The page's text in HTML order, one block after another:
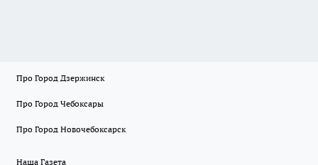
Про Город Дзержинск
Про Город Чебоксары
Про Город Новочебоксарск
Наша Газета